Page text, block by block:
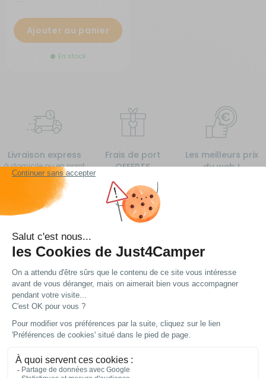
Ajouter au panier
En stock
Livraison express
à domicile ou en point
relais
Frais de port
OFFERTS
d’achat*
Les meilleurs prix
du web !
Vous avez une question ?
Nous avons plein de réponses... Peut-être trouverez
vous ce dont vous avez besoin !
Voir nos FAQ
Contactez notre service client